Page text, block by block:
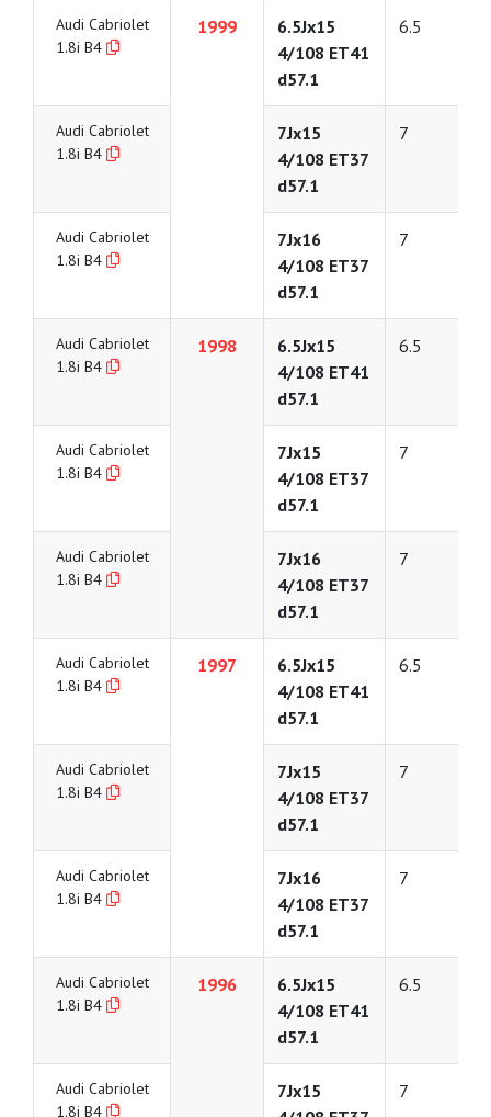
Audi Cabriolet
1.8i B4
1999
6.5Jx15
4/108 ET41
d57.1
6.5
Audi Cabriolet
1.8i B4
7Jx15
4/108 ET37
d57.1
7
Audi Cabriolet
1.8i B4
7Jx16
4/108 ET37
d57.1
7
Audi Cabriolet
1.8i B4
1998
6.5Jx15
4/108 ET41
d57.1
6.5
Audi Cabriolet
1.8i B4
7Jx15
4/108 ET37
d57.1
7
Audi Cabriolet
1.8i B4
7Jx16
4/108 ET37
d57.1
7
Audi Cabriolet
1.8i B4
1997
6.5Jx15
4/108 ET41
d57.1
6.5
Audi Cabriolet
1.8i B4
7Jx15
4/108 ET37
d57.1
7
Audi Cabriolet
1.8i B4
7Jx16
4/108 ET37
d57.1
7
Audi Cabriolet
1.8i B4
1996
6.5Jx15
4/108 ET41
d57.1
6.5
Audi Cabriolet
1.8i B4
7Jx15
7